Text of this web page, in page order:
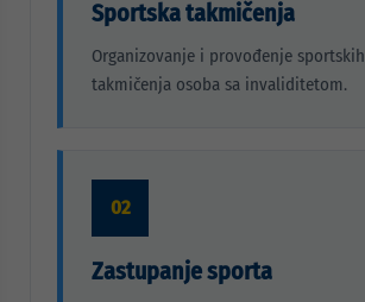
Sportska takmičenja
Organizovanje i provođenje sportskih
takmičenja osoba sa invaliditetom.
02
Zastupanje sporta